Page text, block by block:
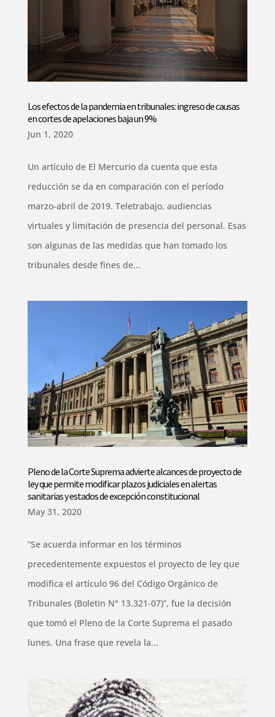
Los efectos de la pandemia en tribunales: ingreso de causas
en cortes de apelaciones baja un 9%
Jun 1, 2020
Un artículo de El Mercurio da cuenta que esta
reducción se da en comparación con el período
marzo-abril de 2019. Teletrabajo, audiencias
virtuales y limitación de presencia del personal. Esas
son algunas de las medidas que han tomado los
tribunales desde fines de...
Pleno de la Corte Suprema advierte alcances de proyecto de
ley que permite modificar plazos judiciales en alertas
sanitarias y estados de excepción constitucional
May 31, 2020
“Se acuerda informar en los términos
precedentemente expuestos el proyecto de ley que
modifica el artículo 96 del Código Orgánico de
Tribunales (Boletín N° 13.321-07)”, fue la decisión
que tomó el Pleno de la Corte Suprema el pasado
lunes. Una frase que revela la...